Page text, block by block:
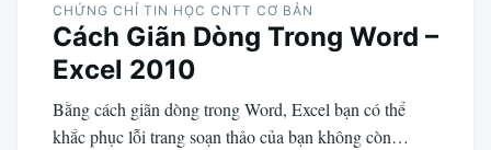
CHỨNG CHỈ TIN HỌC CNTT CƠ BẢN
Cách Giãn Dòng Trong Word –
Excel 2010
Bằng cách giãn dòng trong Word, Excel bạn có thể
khắc phục lỗi trang soạn thảo của bạn không còn…